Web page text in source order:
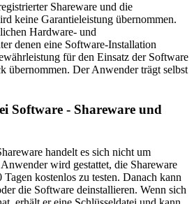
Shareware und die
keine Garantieleistung übernommen.
Hardware- und
denen eine Software-Installation
für den Einsatz der Software
übernommen. Der Anwender trägt selbst
Software - Shareware und
handelt es sich nicht um
wird gestattet, die Shareware
kostenlos zu testen. Danach kann
die Software deinstallieren. Wenn sich